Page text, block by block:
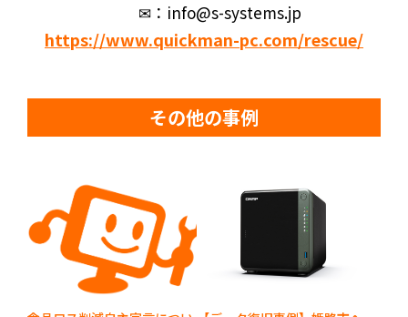
✉：info@s-systems.jp
https://www.quickman-pc.com/rescue/
その他の事例